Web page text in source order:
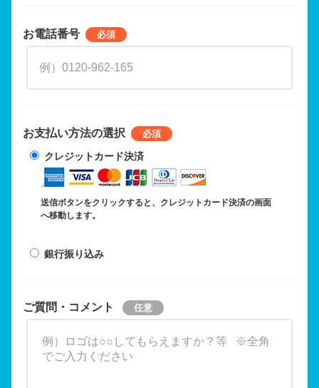
お電話番号
お支払い方法の選択
クレジットカード決済
送信ボタンをクリックすると、クレジットカード決済の画面
へ移動します。
銀行振り込み
ご質問・コメント